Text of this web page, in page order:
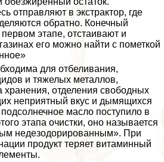
отправляют в экстpaктор, где
обратно. Конечный
первом этапе, отстаивают и
его можно найти с пометкой
для отбеливания,
и тяжелых металлов,
хранения, отделения свободных
неприятный вкус и дымящихся
масло поступило в
этапа очистки, оно называется
недезодорированным». При
продукт теряет витаминный